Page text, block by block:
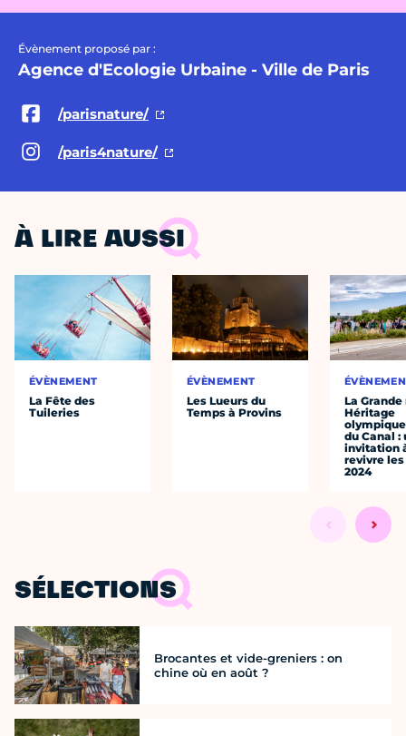
Évènement proposé par :
Agence d'Ecologie Urbaine - Ville de Paris
/parisnature/
/paris4nature/
À LIRE AUSSI
ÉVÈNEMENT
La Fête des
Tuileries
ÉVÈNEMENT
Les Lueurs du
Temps à Provins
La
Héritage
olympique
du Canal :
invitation
revivre les
2024
SÉLECTIONS
Brocantes et vide-greniers : on
chine où en août ?